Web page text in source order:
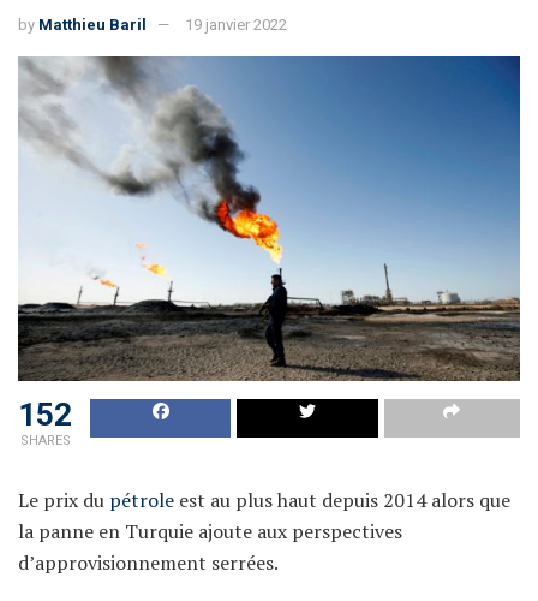
by Matthieu Baril 19 janvier 2022
152
SHARES
Le prix du pétrole est au plus haut depuis 2014 alors que
la panne en Turquie ajoute aux perspectives
d’approvisionnement serrées.